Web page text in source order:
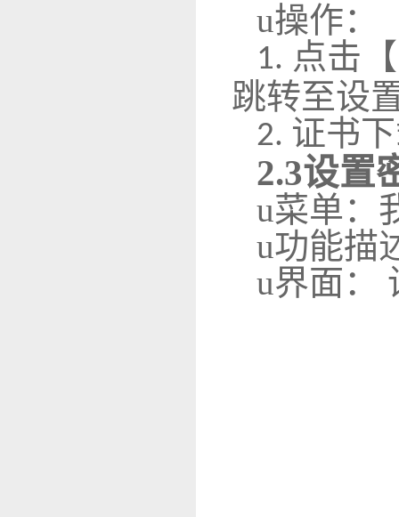
u操作：
1. 点击
跳转至设
2. 证书
2.3设置
u菜单：
u功能描
u界面：